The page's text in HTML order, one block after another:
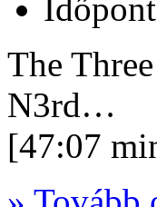
The
N3rd…
[47:07